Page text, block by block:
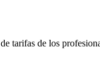
tarifas de los